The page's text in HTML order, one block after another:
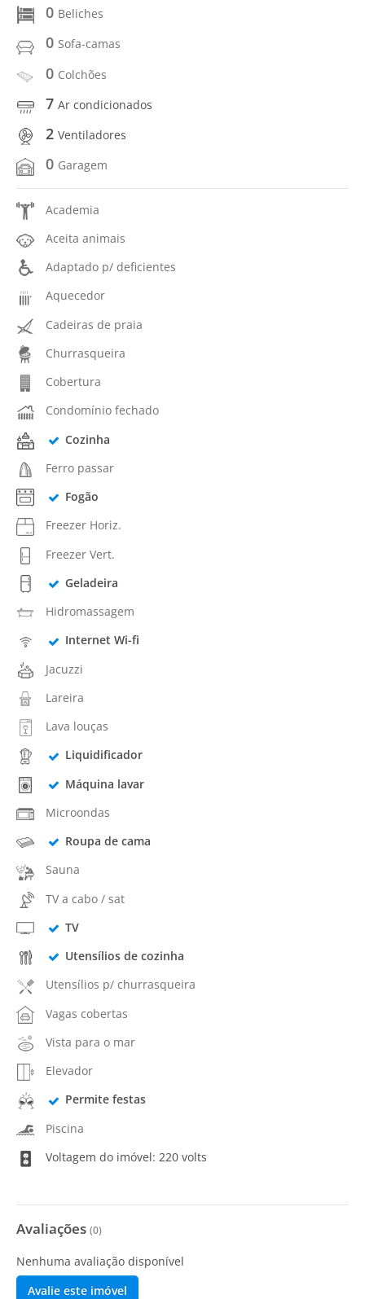
0 Beliches
0 Sofa-camas
0 Colchões
7 Ar condicionados
2 Ventiladores
0 Garagem
Academia
Aceita animais
Adaptado p/ deficientes
Aquecedor
Cadeiras de praia
Churrasqueira
Cobertura
Condomínio fechado
Cozinha
Ferro passar
Fogão
Freezer Horiz.
Freezer Vert.
Geladeira
Hidromassagem
Internet Wi-fi
Jacuzzi
Lareira
Lava louças
Liquidificador
Máquina lavar
Microondas
Roupa de cama
Sauna
TV a cabo / sat
TV
Utensílios de cozinha
Utensílios p/ churrasqueira
Vagas cobertas
Vista para o mar
Elevador
Permite festas
Piscina
Voltagem do imóvel: 220 volts
Avaliações (0)
Nenhuma avaliação disponível
Avalie este imóvel